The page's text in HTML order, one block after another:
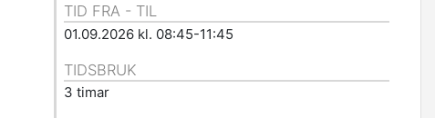
TID FRA - TIL
01.09.2026 kl. 08:45-11:45
TIDSBRUK
3 timar